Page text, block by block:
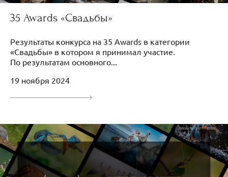
35 Awards «Свадьбы»
Результаты конкурса на 35 Awards в категории
«Свадьбы» в котором я принимал участие.
По результатам основного...
19 ноября 2024